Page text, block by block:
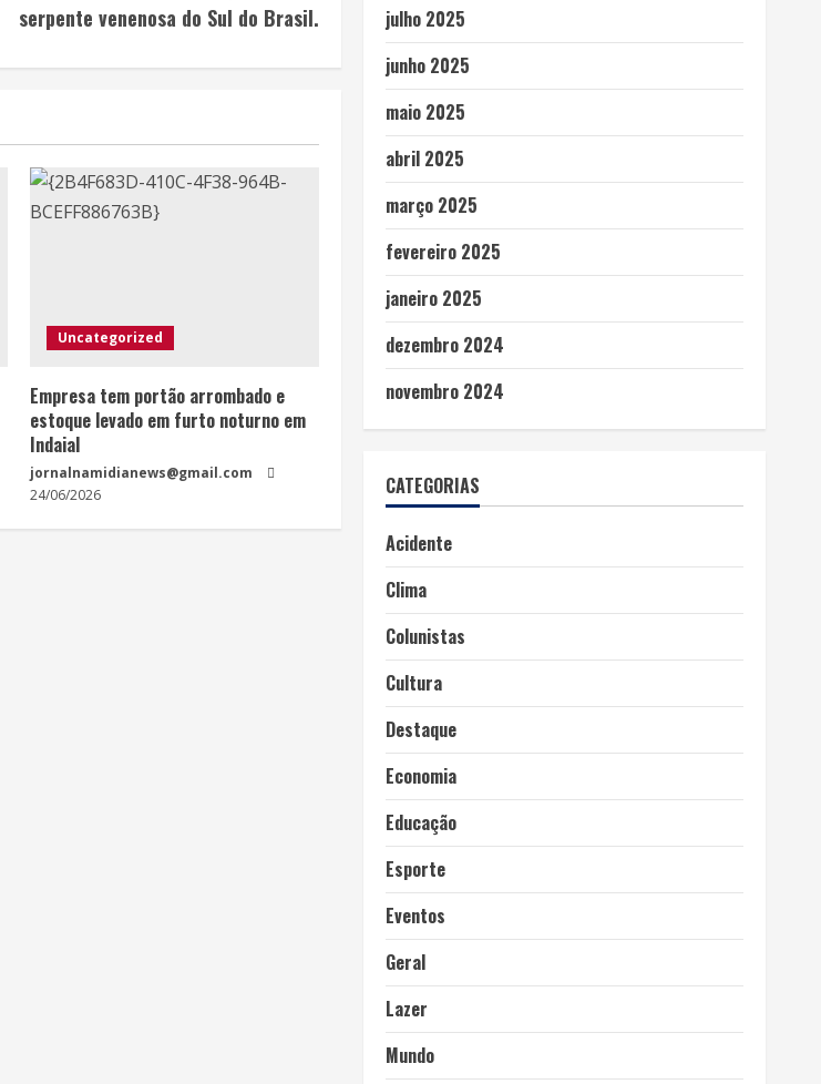
serpente venenosa do Sul do Brasil.
Uncategorized
Empresa tem portão arrombado e
estoque levado em furto noturno em
Indaial
jornalnamidianews@gmail.com
24/06/2026
julho 2025
junho 2025
maio 2025
abril 2025
março 2025
fevereiro 2025
janeiro 2025
dezembro 2024
novembro 2024
CATEGORIAS
Acidente
Clima
Colunistas
Cultura
Destaque
Economia
Educação
Esporte
Eventos
Geral
Lazer
Mundo